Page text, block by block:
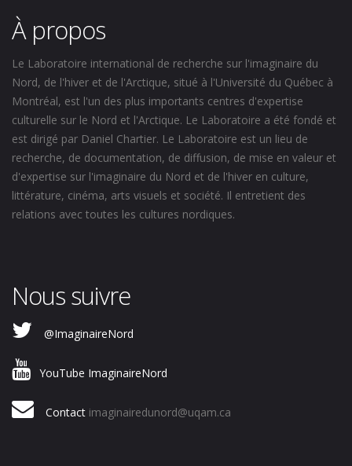
À propos
Le Laboratoire international de recherche sur l'imaginaire du
Nord, de l'hiver et de l'Arctique, situé à l'Université du Québec à
Montréal, est l'un des plus importants centres d'expertise
culturelle sur le Nord et l'Arctique. Le Laboratoire a été fondé et
est dirigé par Daniel Chartier. Le Laboratoire est un lieu de
recherche, de documentation, de diffusion, de mise en valeur et
d'expertise sur l'imaginaire du Nord et de l'hiver en culture,
littérature, cinéma, arts visuels et société. Il entretient des
relations avec toutes les cultures nordiques.
Nous suivre
@ImaginaireNord
YouTube ImaginaireNord
Contact imaginairedunord@uqam.ca